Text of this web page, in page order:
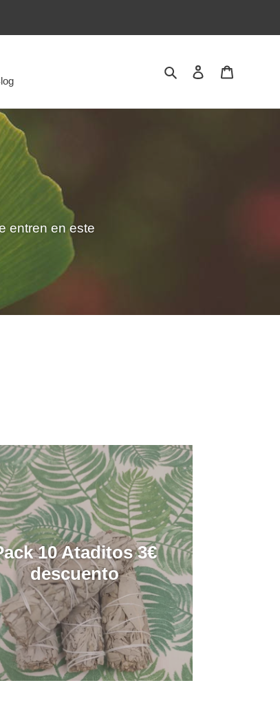
Buscar Ingresar
entren en este
10 Ataditos 3€
descuento